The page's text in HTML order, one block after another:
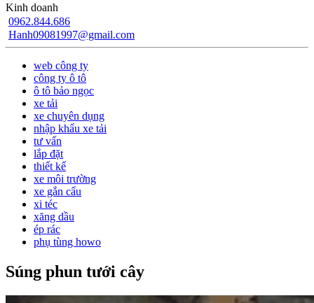
Kinh doanh
0962.844.686
Hanh09081997@gmail.com
web công ty
công ty ô tô
ô tô bảo ngọc
xe tải
xe chuyên dụng
nhập khẩu xe tải
tư vấn
lắp đặt
thiết kế
xe môi trường
xe gắn cẩu
xi téc
xăng dầu
ép rác
phụ tùng howo
Súng phun tưới cây